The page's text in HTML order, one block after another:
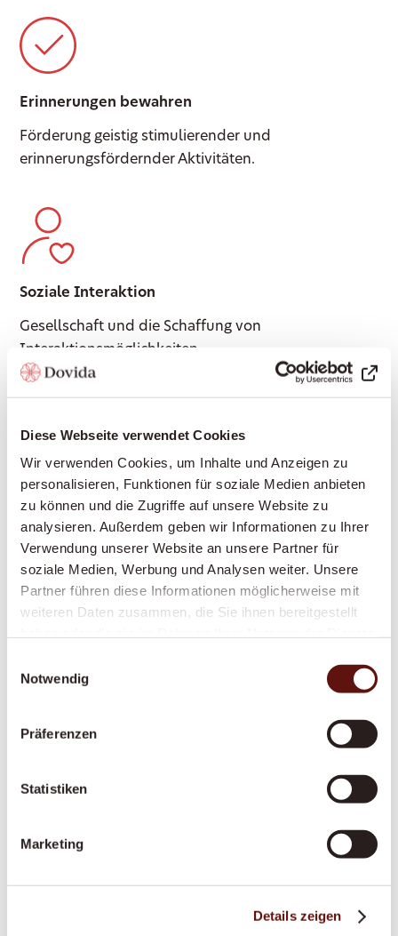
Diese Webseite verwendet Cookies
Wir verwenden Cookies, um Inhalte und Anzeigen zu
personalisieren, Funktionen für soziale Medien anbieten
zu können und die Zugriffe auf unsere Website zu
analysieren. Außerdem geben wir Informationen zu Ihrer
Verwendung unserer Website an unsere Partner für
soziale Medien, Werbung und Analysen weiter. Unsere
Partner führen diese Informationen möglicherweise mit
weiteren Daten zusammen, die Sie ihnen bereitgestellt
Notwendig
Präferenzen
Statistiken
Marketing
Details zeigen
Erinnerungen bewahren
Förderung geistig stimulierender und
erinnerungsfördernder Aktivitäten.
Soziale Interaktion
Gesellschaft und die Schaffung von
Interaktionsmöglichkeiten.
Wie Demenzbetreuung
funktioniert
Wenn Sie sich für Demenzbetreuung entscheiden,
wird Ihnen eine persönliche Betreuungskraft
zugeteilt, so dass Sie immer das gleiche vertraute
Gesicht sehen. Ihre Betreuerin oder Ihr Betreuer
zu Hause so angenehm und sicher wie möglich zu
Warum eine Betreuung